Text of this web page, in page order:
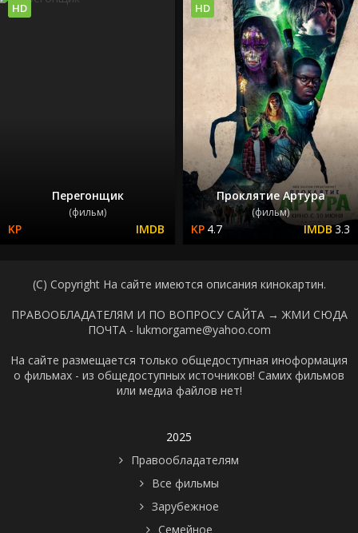
Перегонщик
(фильм)
HD
Проклятие Артура
(фильм)
4.7 3.3
HD
(C) Copyright На сайте имеются описания кинокартин.
ПРАВООБЛАДАТЕЛЯМ И ПО ВОПРОСУ САЙТА → ЖМИ СЮДА
ПОЧТА - lukmorgame@yahoo.com
На сайте размещается только общедоступная иноформация
о фильмах - из общедоступных источников! Самих фильмов
или медиа файлов нет!
2025
Правообладателям
Все фильмы
Зарубежное
Семейное